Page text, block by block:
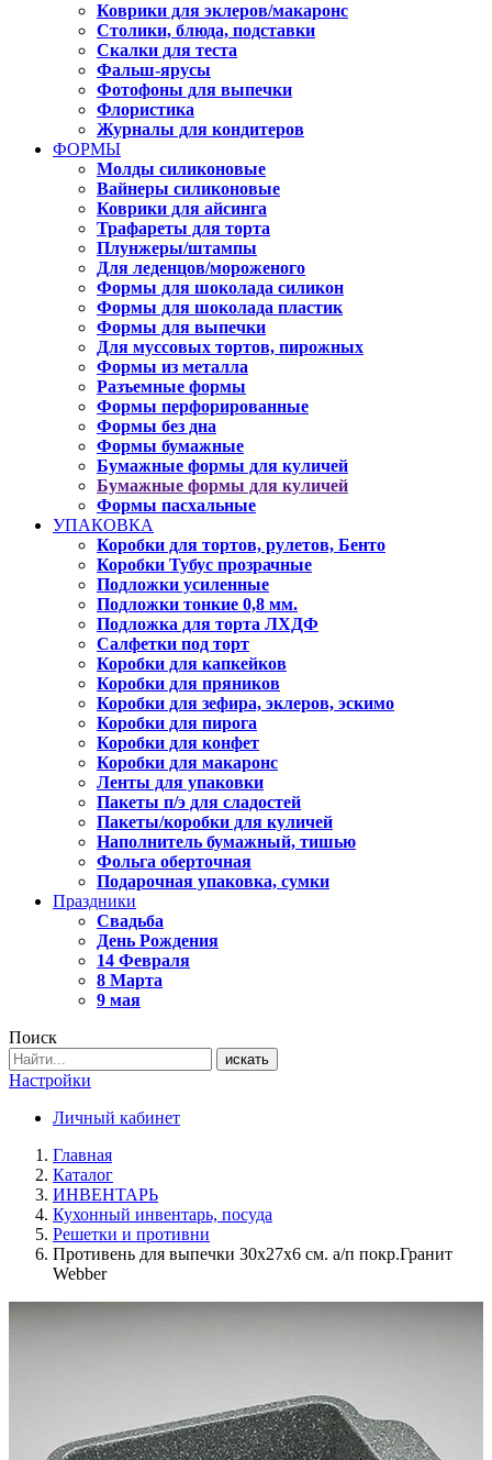
Коврики для эклеров/макаронс
Столики, блюда, подставки
Скалки для теста
Фальш-ярусы
Фотофоны для выпечки
Флористика
Журналы для кондитеров
ФОРМЫ
Молды силиконовые
Вайнеры силиконовые
Коврики для айсинга
Трафареты для торта
Плунжеры/штампы
Для леденцов/мороженого
Формы для шоколада силикон
Формы для шоколада пластик
Формы для выпечки
Для муссовых тортов, пирожных
Формы из металла
Разъемные формы
Формы перфорированные
Формы без дна
Формы бумажные
Бумажные формы для куличей
Бумажные формы для куличей
Формы пасхальные
УПАКОВКА
Коробки для тортов, рулетов, Бенто
Коробки Тубус прозрачные
Подложки усиленные
Подложки тонкие 0,8 мм.
Подложка для торта ЛХДФ
Салфетки под торт
Коробки для капкейков
Коробки для пряников
Коробки для зефира, эклеров, эскимо
Коробки для пирога
Коробки для конфет
Коробки для макаронс
Ленты для упаковки
Пакеты п/э для сладостей
Пакеты/коробки для куличей
Наполнитель бумажный, тишью
Фольга оберточная
Подарочная упаковка, сумки
Праздники
Свадьба
День Рождения
14 Февраля
8 Марта
9 мая
Поиск
искать
Настройки
Личный кабинет
Главная
Каталог
ИНВЕНТАРЬ
Кухонный инвентарь, посуда
Решетки и противни
Противень для выпечки 30х27х6 см. а/п покр.Гранит
Webber